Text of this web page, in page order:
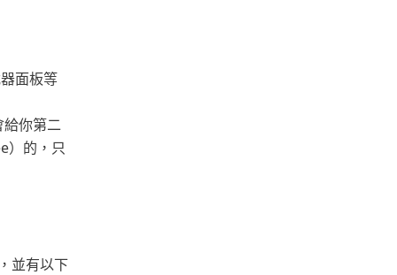
面板等
給你第二
）的，只
並有以下